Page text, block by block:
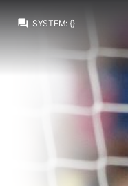
question_answer SYSTEM: {}
비니시우스
:하든?
:수염 길러서 무
:모해 후
음...
Jude Bellingham :이번주
{"out":"발베르데
잘했나요 다들